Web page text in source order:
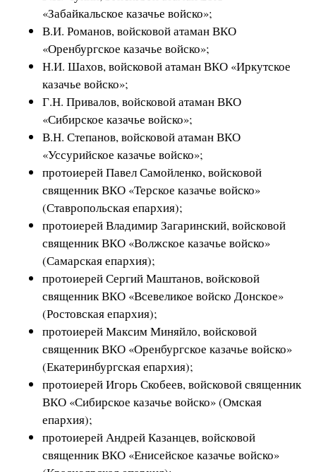
«Забайкальское казачье войско»;
В.И. Романов, войсковой атаман ВКО
«Оренбургское казачье войско»;
Н.И. Шахов, войсковой атаман ВКО «Иркутское
казачье войско»;
Г.Н. Привалов, войсковой атаман ВКО
«Сибирское казачье войско»;
В.Н. Степанов, войсковой атаман ВКО
«Уссурийское казачье войско»;
протоиерей Павел Самойленко, войсковой
священник ВКО «Терское казачье войско»
(Ставропольская епархия);
протоиерей Владимир Загаринский, войсковой
священник ВКО «Волжское казачье войско»
(Самарская епархия);
протоиерей Сергий Маштанов, войсковой
священник ВКО «Всевеликое войско Донское»
(Ростовская епархия);
протоиерей Максим Миняйло, войсковой
священник ВКО «Оренбургское казачье войско»
(Екатеринбургская епархия);
протоиерей Игорь Скобеев, войсковой священник
ВКО «Сибирское казачье войско» (Омская
епархия);
протоиерей Андрей Казанцев, войсковой
священник ВКО «Енисейское казачье войско»